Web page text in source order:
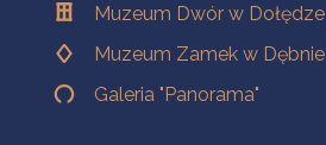
Muzeum Dwór w Dołędze
Muzeum Zamek w Dębnie
Galeria "Panorama"